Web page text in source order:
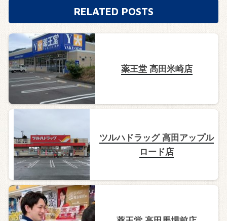
RELATED POSTS
薬王堂 高田米崎店
ツルハドラッグ 高田アップル
ロード店